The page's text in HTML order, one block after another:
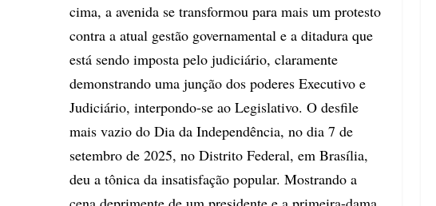
cima, a avenida se transformou para mais um protesto
contra a atual gestão governamental e a ditadura que
está sendo imposta pelo judiciário, claramente
demonstrando uma junção dos poderes Executivo e
Judiciário, interpondo-se ao Legislativo. O desfile
mais vazio do Dia da Independência, no dia 7 de
setembro de 2025, no Distrito Federal, em Brasília,
deu a tônica da insatisfação popular. Mostrando a